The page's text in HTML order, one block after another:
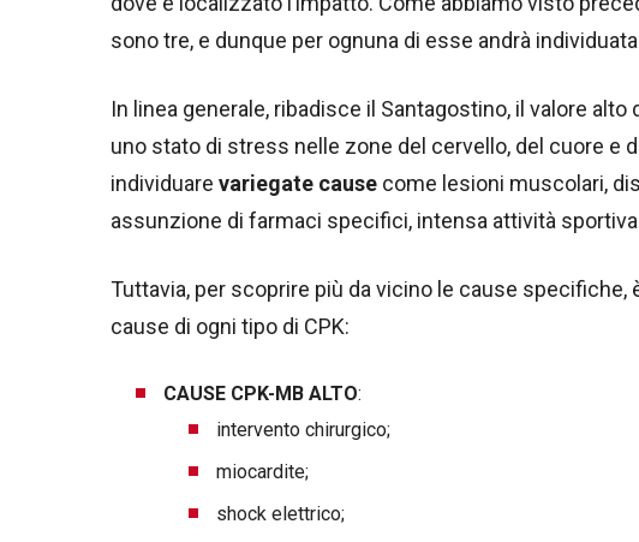
sono tre, e dunque per ognuna di esse andrà
In linea generale, ribadisce il Santagostino, il valore
uno stato di stress nelle zone del cervello, del cuore e
individuare variegate cause come lesioni muscolari,
assunzione di farmaci specifici, intensa attività
Tuttavia, per scoprire più da vicino le cause specifiche,
cause di ogni tipo di CPK:
CAUSE CPK-MB ALTO:
intervento chirurgico;
miocardite;
shock elettrico;